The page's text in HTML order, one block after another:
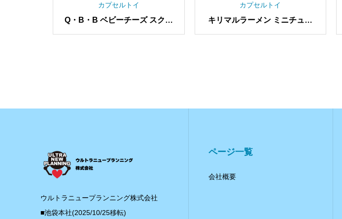
カプセルトイ
Q・B・B ベビーチーズ スクイ
ーズ
カプセルトイ
キリマルラーメン ミニチュア
マスコット
ウルトラニュープランニング株式会社
■池袋本社(2025/10/25移転)
ページ一覧
会社概要